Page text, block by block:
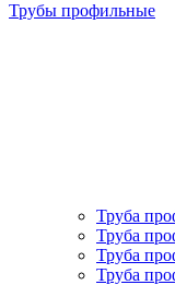
Трубы профильные
Труба
Труба
Труба
Труба